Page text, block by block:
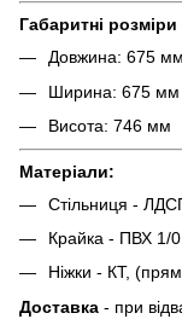
Габаритні
Довжина: 675 мм
Ширина: 675 мм
Висота: 746 мм
Матеріали:
Стільниця -
Крайка - ПВХ 1/
Ніжки - КТ,
Доставка - при